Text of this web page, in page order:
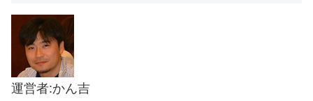
運営者:かん吉